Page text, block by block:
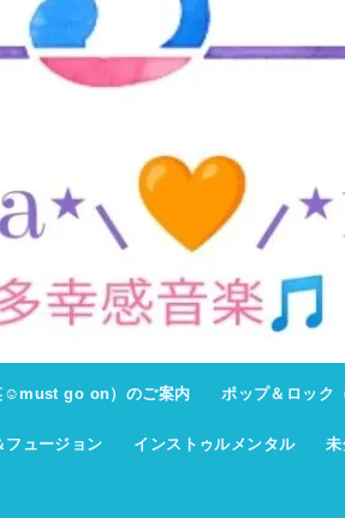
☺must go on）のご案内 ポップ＆ロック
フュージョン インストゥルメンタル 未